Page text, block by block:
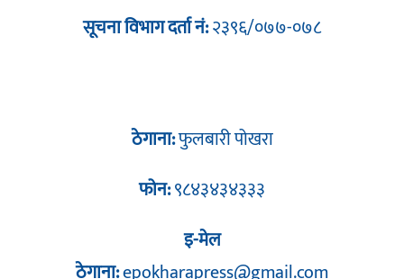
सूचना विभाग दर्ता नं:२३९६/०७७-०७८
ठेगाना:फुलबारी पोखरा
फोन:९८४३४३४३३३
इ-मेल